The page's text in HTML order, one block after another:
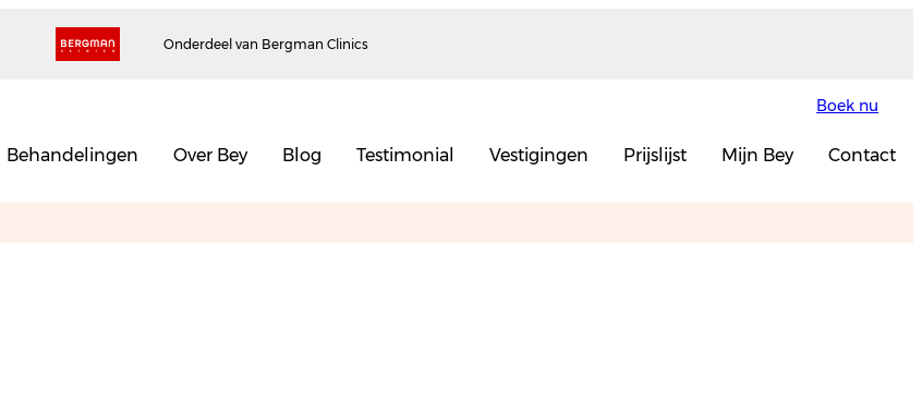
Onderdeel van Bergman Clinics
Boek nu
Behandelingen Over Bey Blog Testimonial Vestigingen Prijslijst Mijn Bey Contact